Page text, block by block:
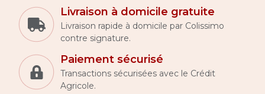
Livraison à domicile gratuite
Livraison rapide à domicile par Colissimo
contre signature.
Paiement sécurisé
Transactions sécurisées avec le Crédit
Agricole.